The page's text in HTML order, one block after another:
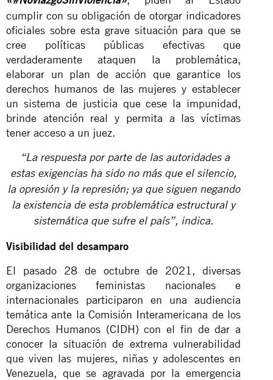
cumplir con su obligación de otorgar indicadores
oficiales sobre esta grave situación para que se
cree políticas públicas efectivas que
verdaderamente ataquen la problemática,
elaborar un plan de acción que garantice los
derechos humanos de las mujeres y establecer
un sistema de justicia que cese la impunidad,
brinde atención real y permita a las víctimas
tener acceso a un juez.
“La respuesta por parte de las autoridades a
estas exigencias ha sido no más que el silencio,
la opresión y la represión; ya que siguen negando
la existencia de esta problemática estructural y
sistemática que sufre el país”, indica.
Visibilidad del desamparo
El pasado 28 de octubre de 2021, diversas
organizaciones feministas nacionales e
internacionales participaron en una audiencia
temática ante la Comisión Interamericana de los
Derechos Humanos (CIDH) con el fin de dar a
conocer la situación de extrema vulnerabilidad
que viven las mujeres, niñas y adolescentes en
Venezuela, que se agravada por la emergencia